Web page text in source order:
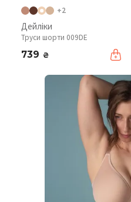
+2
Дейліки
Труси шорти 009DE
739 ₴